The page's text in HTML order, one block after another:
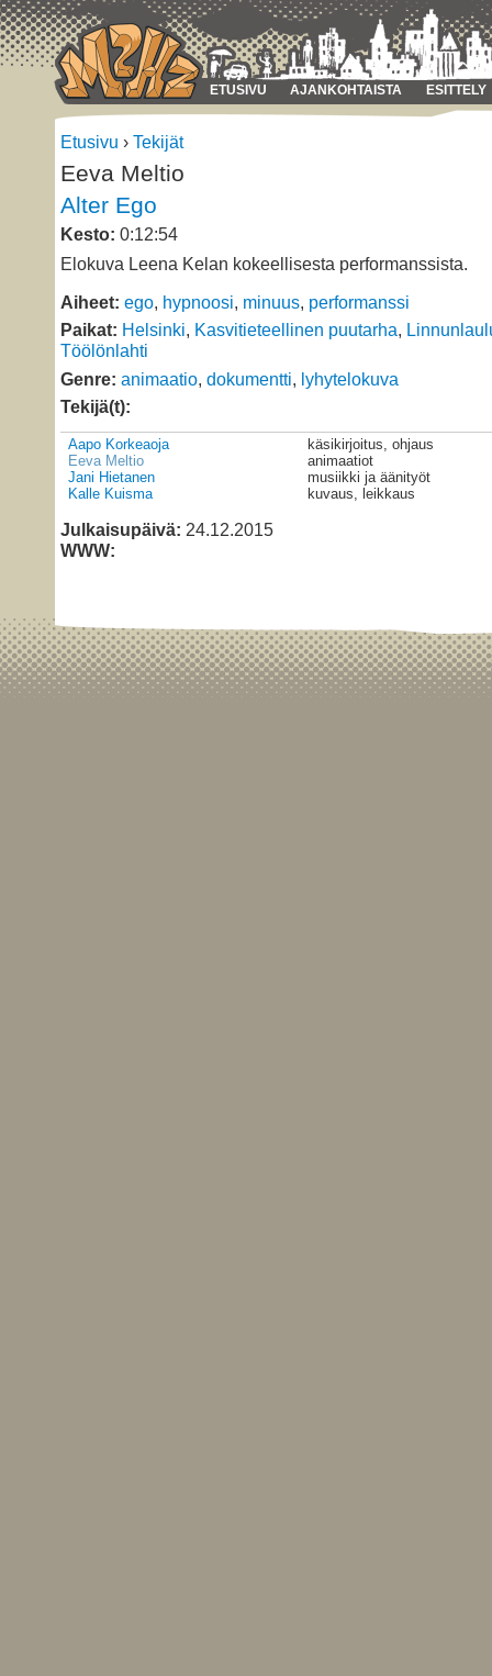
ETUSIVU AJANKOHTAISTA ESITTELY
Etusivu › Tekijät
Eeva Meltio
Alter Ego
Kesto: 0:12:54
Elokuva Leena Kelan kokeellisesta performanssista.
Aiheet: ego, hypnoosi, minuus, performanssi
Paikat: Helsinki, Kasvitieteellinen puutarha,
Töölönlahti
Genre: animaatio, dokumentti, lyhytelokuva
Tekijä(t):
Aapo Korkeaoja
Eeva Meltio
Jani Hietanen
Kalle Kuisma
käsikirjoitus, ohjaus
animaatiot
musiikki ja äänityöt
kuvaus, leikkaus
Julkaisupäivä: 24.12.2015
WWW: